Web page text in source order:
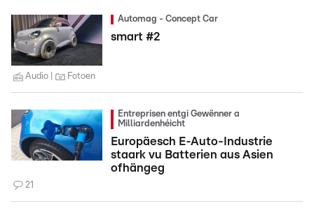
Automag - Concept Car
smart #2
Audio Fotoen
Entreprisen entgi Gewënner a
Milliardenhéicht
Europäesch E-Auto-Industrie
staark vu Batterien aus Asien
ofhängeg
21